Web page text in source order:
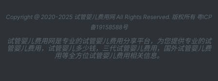
Copyright @ 2020-2025 试管婴儿费用网All Rights Reserved. 版权所有 粤ICP
备19158588号
试管婴儿费用网是专业的试管婴儿费用分享平台，为您提供专业的试
管婴儿费用，试管婴儿多少钱，三代试管婴儿费用，国外试管婴儿费
用等全方位试管婴儿费用相关信息。